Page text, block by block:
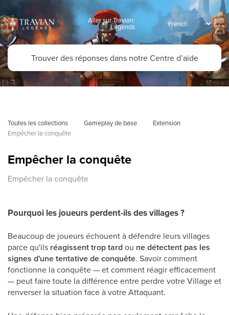
Aller sur Travian:
Legends
Toutes les collections Gameplay de base
Extension
Empêcher la conquête
Empêcher la conquête
Empêcher la conquête
Pourquoi les joueurs perdent-ils des villages ?
Beaucoup de joueurs échouent à défendre leurs villages
parce qu'ils réagissent trop tardou ne détectent pas les
signes d'une tentative de conquête. Savoir comment
fonctionne la conquête — et comment réagir efficacement
— peut faire toute la différence entre perdre votre Village et
renverser la situation face à votre Attaquant.